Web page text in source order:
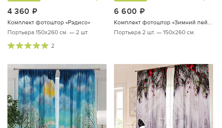
4 360
Комплект фотоштор «Рэдисо»
Портьера 150х260 см. — 2 шт.
2
6 600
Портьера 2 шт. — 150х260 см.